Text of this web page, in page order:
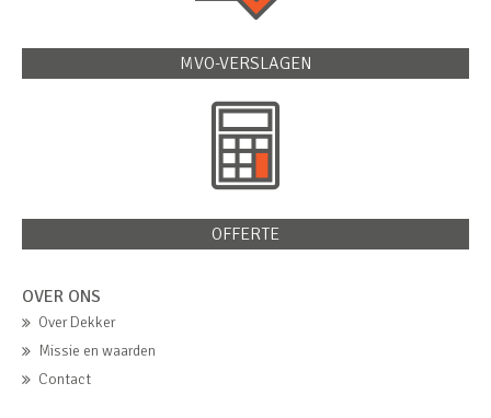
MVO-VERSLAGEN
OFFERTE
OVER ONS
Over Dekker
Missie en waarden
Contact